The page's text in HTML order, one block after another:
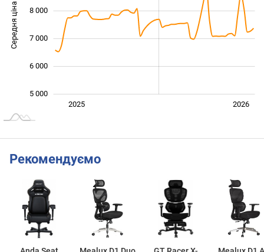
Середня ціна
5 000
6 000
7 000
8 000
Січ. 2025 2026
2025
Рекомендуємо